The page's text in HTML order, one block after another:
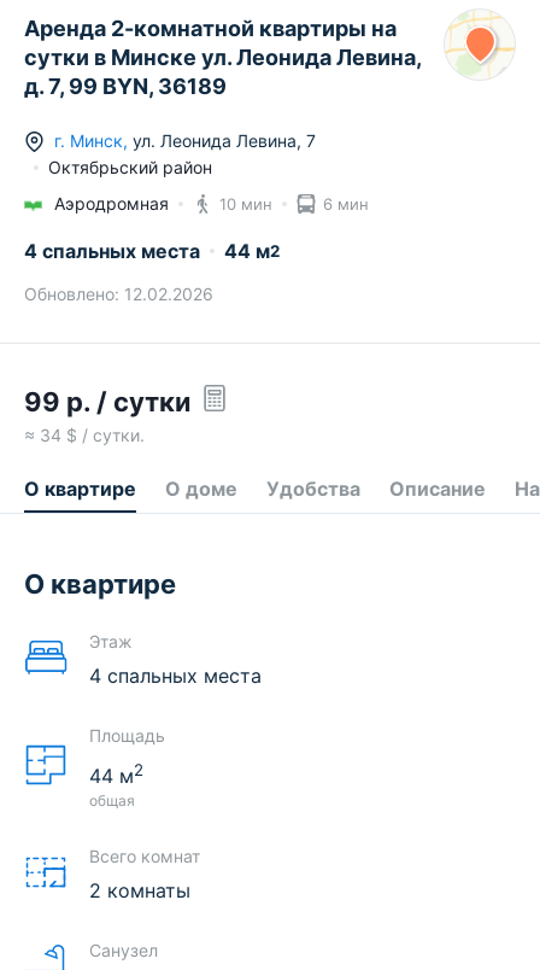
Аренда 2-комнатной квартиры на
сутки в Минске ул. Леонида Левина,
д. 7, 99 BYN, 36189
г. Минск, ул. Леонида Левина, 7
Октябрьский район
Аэродромная
10 мин 6 мин
4 спальных места 44 м2
Обновлено: 12.02.2026
99 р. / сутки
≈ 34 $ / сутки.
О квартире О доме Удобства Описание
О квартире
Этаж
4 спальных места
Площадь
44 м2
общая
Всего комнат
2 комнаты
Санузел